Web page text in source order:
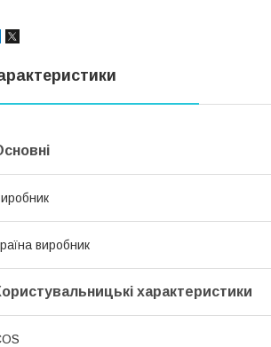
виробник
характеристики